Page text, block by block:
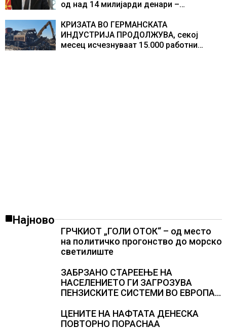
од над 14 милијарди денари –
резултати
КРИЗАТА ВО ГЕРМАНСКАТА
ИНДУСТРИЈА ПРОДОЛЖУВА, секој
месец исчезнуваат 15.000 работни
Најново
ГРЧКИОТ „ГОЛИ ОТОК“ – од место
на политичко прогонство до морско
светилиште
ЗАБРЗАНО СТАРЕЕЊЕ НА
НАСЕЛЕНИЕТО ГИ ЗАГРОЗУВА
ПЕНЗИСКИТЕ СИСТЕМИ ВО ЕВРОПА и
ЦЕНИТЕ НА НАФТАТА ДЕНЕСКА
ПОВТОРНО ПОРАСНАА